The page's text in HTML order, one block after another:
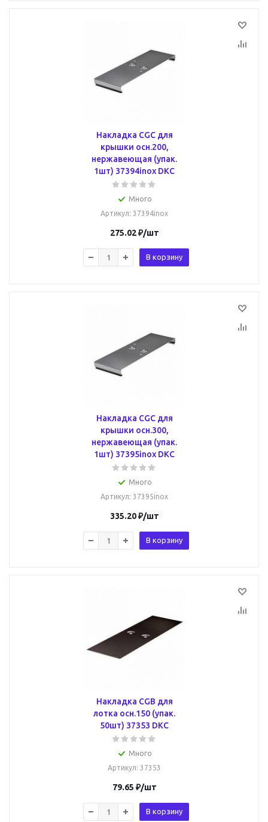
Накладка CGC для
крышки осн.200,
нержавеющая (упак.
1шт) 37394inox DKC
Много
Артикул: 37394inox
275.02₽/шт
В корзину
Накладка CGC для
крышки осн.300,
нержавеющая (упак.
1шт) 37395inox DKC
Много
Артикул: 37395inox
335.20₽/шт
В корзину
Накладка CGB для
лотка осн.150 (упак.
50шт) 37353 DKC
Много
Артикул: 37353
79.65 ₽/шт
В корзину